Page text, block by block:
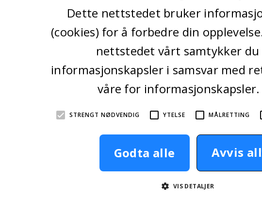
Dette nettstedet bruker
(cookies) for å forbedre din
nettstedet vårt samtykker du
informasjonskapsler i samsvar med
våre for informasjonskapsler.
STRENGT NØDVENDIG YTELSE MÅLRETTING
Godta alle Avvis
VIS DETALJER